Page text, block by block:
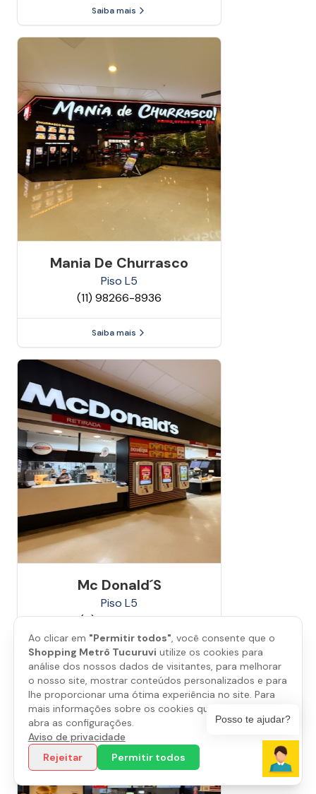
Ao clicar em "Permitir todos", você consente que o
Shopping Metrô Tucuruvi utilize os cookies para
análise dos nossos dados de visitantes, para melhorar
o nosso site, mostrar conteúdos personalizados e para
lhe proporcionar uma ótima experiência no site. Para
mais informações sobre os cookies que utilizamos,
abra as configurações.
Aviso de privacidade
Rejeitar
Permitir todos
Saiba mais
Mania De Churrasco
Piso L5
(11) 98266-8936
Saiba mais
Mc Donald´s
Piso L5
(11) 4322-0992
Saiba mais
Posso te ajudar?